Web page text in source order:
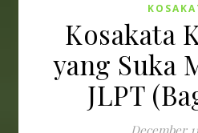
Kosakata
yang Suka
JLPT
December